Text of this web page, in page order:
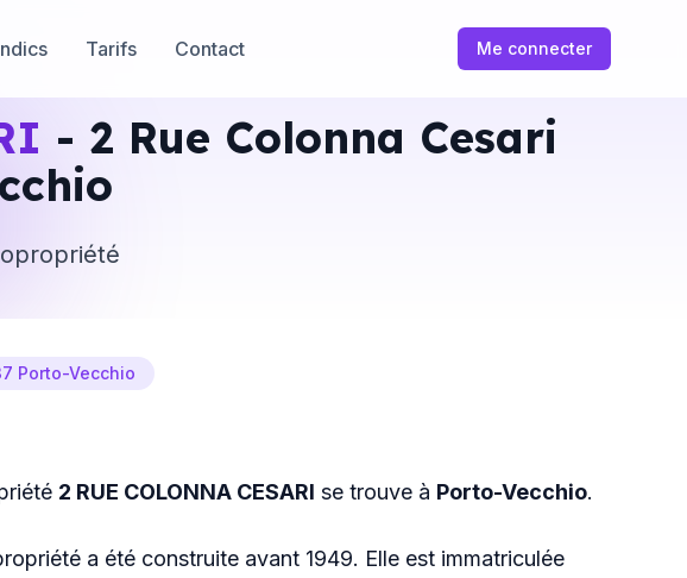
Tarifs Contact Me connecter
- 2 Rue Colonna Cesari
Porto-Vecchio
2 RUE COLONNA CESARI se trouve à Porto-Vecchio.
a été construite avant 1949. Elle est immatriculée